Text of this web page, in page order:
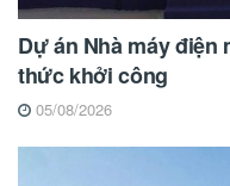
Dự án Nhà máy điện
thức khởi công
05/08/2026